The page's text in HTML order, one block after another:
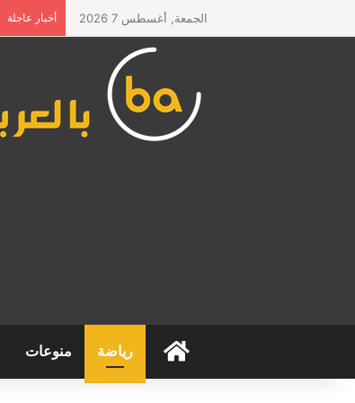
الجمعة, أغسطس 7 2026 أخبار عاجلة
الرئيسيةرياضة منوعات